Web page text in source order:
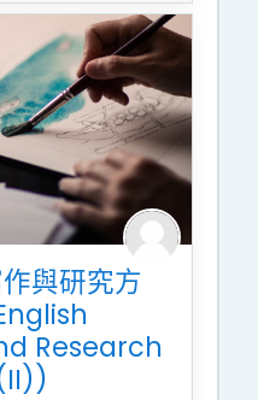
與研究方
Research